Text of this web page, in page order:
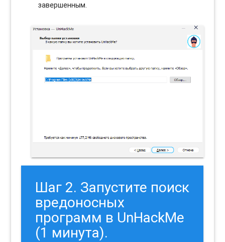
завершенным.
Шаг 2. Запустите поиск
вредоносных
программ в UnHackMe
(1 минута).